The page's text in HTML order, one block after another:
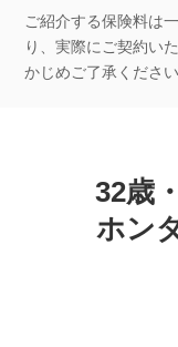
ご紹介する保険料は
り、 実際にご契約い
かじめご了承ください
32歳
ホン